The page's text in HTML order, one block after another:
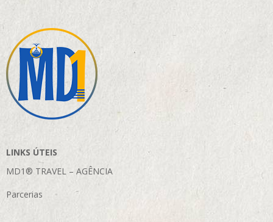
LINKS ÚTEIS
MD1® TRAVEL – AGÊNCIA
Parcerias